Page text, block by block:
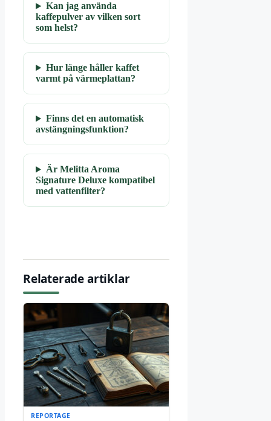
Kan jag använda
kaffepulver av vilken sort
som helst?
Hur länge håller kaffet
varmt på värmeplattan?
Finns det en automatisk
avstängningsfunktion?
Är Melitta Aroma
Signature Deluxe kompatibel
med vattenfilter?
Relaterade artiklar
REPORTAGE